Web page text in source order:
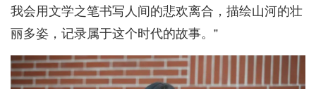
我会用文学之笔书写人间的悲欢离合，描绘山河的壮
丽多姿，记录属于这个时代的故事。”